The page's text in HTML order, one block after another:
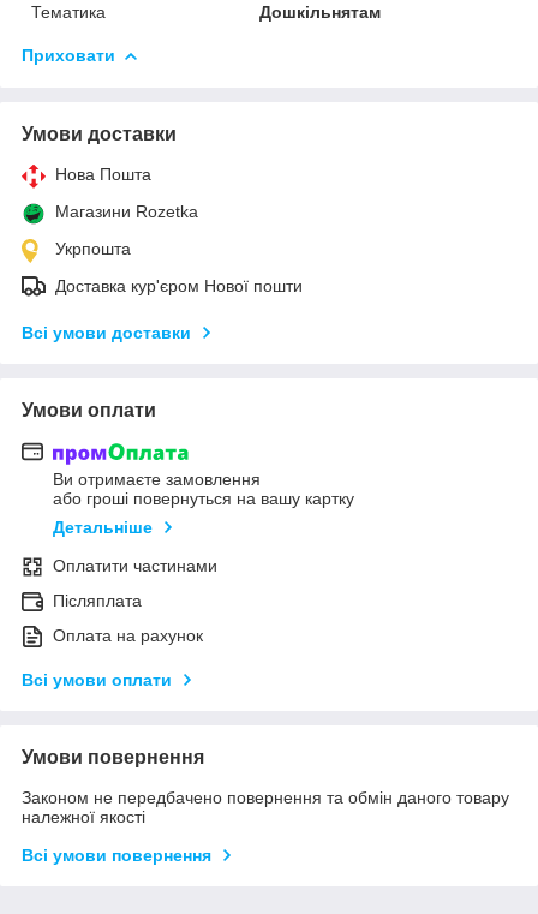
Тематика
Дошкільнятам
Приховати
Умови доставки
Нова Пошта
Магазини Rozetka
Укрпошта
Доставка кур'єром Нової пошти
Всі умови доставки
Умови оплати
Ви отримаєте замовлення
або гроші повернуться на вашу картку
Детальніше
Оплатити частинами
Післяплата
Оплата на рахунок
Всі умови оплати
Умови повернення
Законом не передбачено повернення та обмін даного товару
належної якості
Всі умови повернення